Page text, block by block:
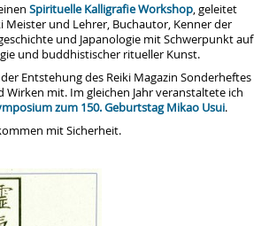
Spirituelle Kalligrafie Workshop, geleitet
Meister und Lehrer, Buchautor, Kenner der
und Japanologie mit Schwerpunkt auf
und buddhistischer ritueller Kunst.
Entstehung des Reiki Magazin Sonderheftes
Wirken mit. Im gleichen Jahr veranstaltete ich
zum 150. Geburtstag Mikao Usui.
mit Sicherheit.